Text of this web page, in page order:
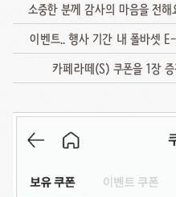
소중한 분께 감사의 마음을 전
이벤트.. 행사 기간 내 폴바셋
카페라떼(S) 쿠폰을 1장